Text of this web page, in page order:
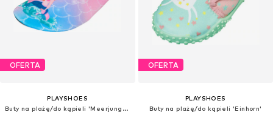
OFERTA
PLAYSHOES
Buty na plażę/do kąpieli 'Meerjungfrau'
OFERTA
PLAYSHOES
Buty na plażę/do kąpieli 'Einhorn'